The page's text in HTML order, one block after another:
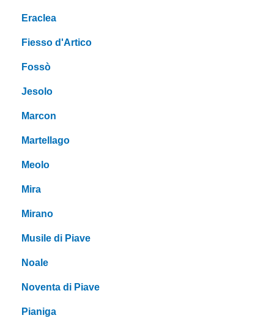
Eraclea
Fiesso d'Artico
Fossò
Jesolo
Marcon
Martellago
Meolo
Mira
Mirano
Musile di Piave
Noale
Noventa di Piave
Pianiga